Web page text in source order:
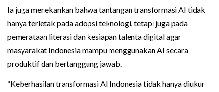
Ia juga menekankan bahwa tantangan transformasi AI tidak
hanya terletak pada adopsi teknologi, tetapi juga pada
pemerataan literasi dan kesiapan talenta digital agar
masyarakat Indonesia mampu menggunakan AI secara
produktif dan bertanggung jawab.
“Keberhasilan transformasi AI Indonesia tidak hanya diukur